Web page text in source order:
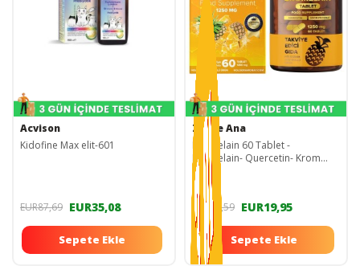
Acvison
Kidofine Max elit-601
EUR87,69 EUR35,08
Sepete Ekle
Zühre Ana
Bromelain 60 Tablet -
Bromelain- Quercetin- Krom
Pikolinat ve C Vitamini 1250 Mg
EUR75,59 EUR19,95
Sepete Ekle